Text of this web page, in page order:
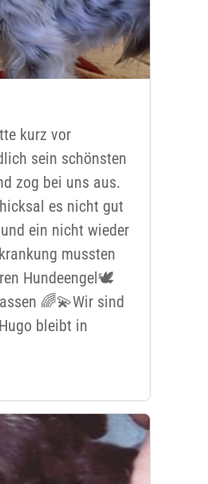
kurz vor
sein schönsten
zog bei uns aus.
es nicht gut
ein nicht wieder
mussten
Hundeengel🕊️
🌈💫Wir sind
bleibt in